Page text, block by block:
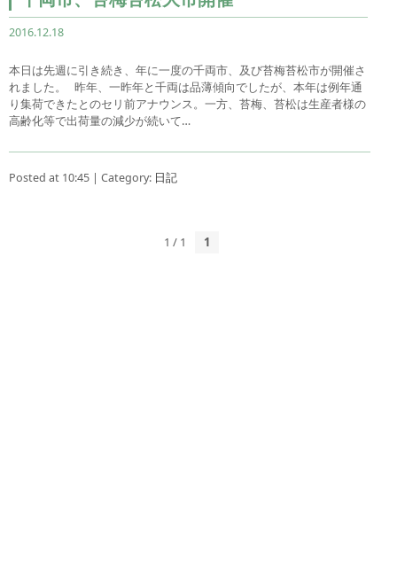
2016.12.18
本日は先週に引き続き、年に一度の千両市、及び苔梅苔松市が開催さ
れました。 昨年、一昨年と千両は品薄傾向でしたが、本年は例年通
り集荷できたとのセリ前アナウンス。一方、苔梅、苔松は生産者様の
高齢化等で出荷量の減少が続いて…
Posted at 10:45 | Category: 日記
1 / 1 1